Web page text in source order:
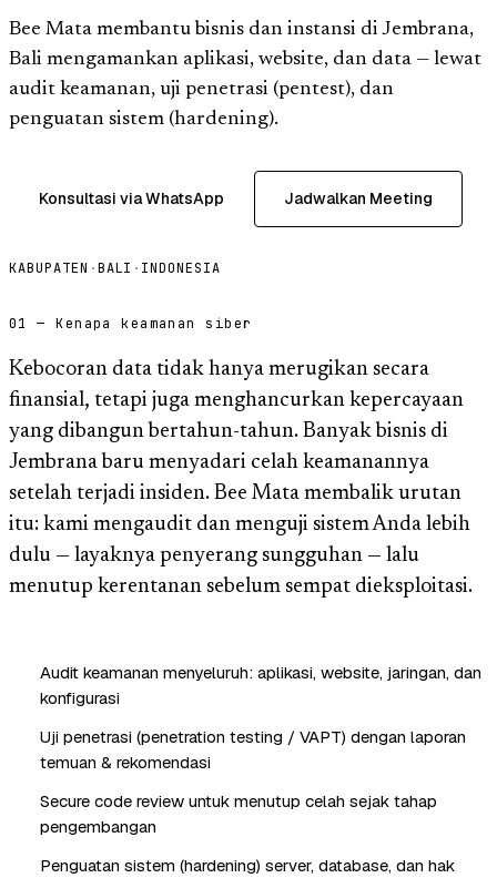
Bee Mata membantu bisnis dan instansi di Jembrana,
Bali mengamankan aplikasi, website, dan data — lewat
audit keamanan, uji penetrasi (pentest), dan
penguatan sistem (hardening).
Konsultasi via WhatsApp Jadwalkan Meeting
KABUPATEN ·BALI · INDONESIA
01 — Kenapa keamanan siber
Kebocoran data tidak hanya merugikan secara
finansial, tetapi juga menghancurkan kepercayaan
yang dibangun bertahun-tahun. Banyak bisnis di
Jembrana baru menyadari celah keamanannya
setelah terjadi insiden. Bee Mata membalik urutan
itu: kami mengaudit dan menguji sistem Anda lebih
dulu — layaknya penyerang sungguhan — lalu
menutup kerentanan sebelum sempat dieksploitasi.
Audit keamanan menyeluruh: aplikasi, website, jaringan, dan
konfigurasi
Uji penetrasi (penetration testing / VAPT) dengan laporan
temuan & rekomendasi
Secure code review untuk menutup celah sejak tahap
pengembangan
Penguatan sistem (hardening) server, database, dan hak